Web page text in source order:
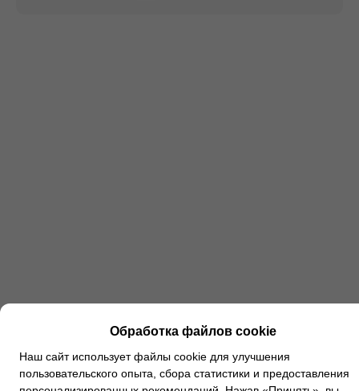
Обработка файлов cookie
Наш сайт использует файлы cookie для улучшения
пользовательского опыта, сбора статистики и предоставления